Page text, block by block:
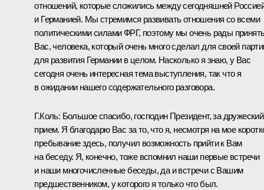
отношений, которые сложились между сегодняшней
и Германией. Мы стремимся развивать отношения со всеми
политическими силами ФРГ, поэтому мы очень рады
Вас, человека, который очень много сделал для своей
для развития Германии в целом. Насколько я знаю, у Вас
сегодня очень интересная тема выступления, так что я
в ожидании нашего содержательного разговора.
Г.Коль: Большое спасибо, господин Президент, за дружеский
прием. Я благодарю Вас за то, что я, несмотря на мое
пребывание здесь, получил возможность прийти к Вам
на беседу. Я, конечно, тоже вспомнил наши первые встречи
и наши многочисленные беседы, да и встречи с Вашим
предшественником, у которого я только что был.